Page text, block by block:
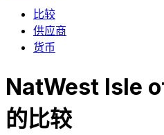
比较
供应商
货币
NatWest Isle
的比较